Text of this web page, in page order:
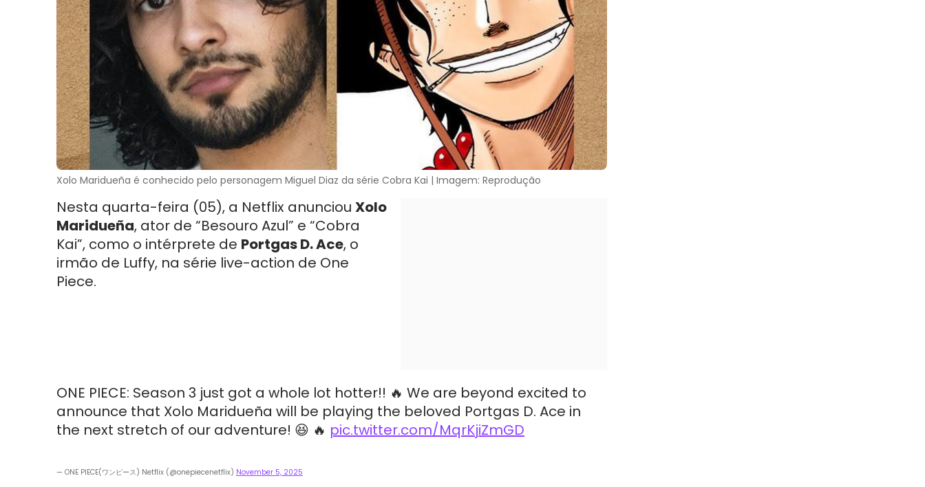
Xolo Maridueña é conhecido pelo personagem Miguel Diaz da série Cobra Kai | Imagem: Reprodução
Nesta quarta-feira (05), a Netflix anunciou Xolo
Maridueña, ator de “Besouro Azul” e “Cobra
Kai”, como o intérprete de Portgas D. Ace, o
irmão de Luffy, na série live-action de One
Piece.
ONE PIECE: Season 3 just got a whole lot hotter!! 🔥 We are beyond excited to
announce that Xolo Maridueña will be playing the beloved Portgas D. Ace in
the next stretch of our adventure! 😆 🔥 pic.twitter.com/MqrKjiZmGD
— ONE PIECE(ワンピース) Netflix (@onepiecenetflix) November 5, 2025